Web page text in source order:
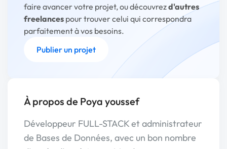
faire avancer votre projet, ou découvrezd'autres
freelances pour trouver celui qui correspondra
parfaitement à vos besoins.
Publier un projet
À propos de Poya youssef
Développeur FULL-STACK et administrateur
de Bases de Données, avec un bon nombre